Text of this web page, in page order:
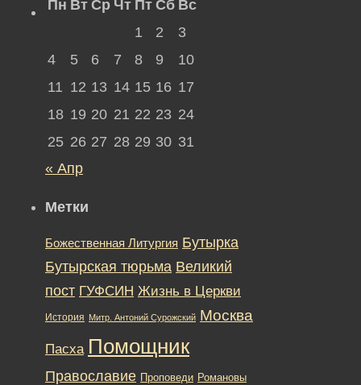
Пн Вт Ср Чт Пт Сб Вс
1
2
3
4
5 6 7 8 9
10
11 12 13 14 15 16 17
18 19 20 21 22 23 24
25 26 27 28 29 30 31
« Апр
Метки
Божественная Литургия Бутырка
Бутырская тюрьма Великий
пост ГУФСИН Жизнь в Церкви
История Митр. Антоний Сурожский Москва
Пасха Помощник
Православие Проповеди Романовы